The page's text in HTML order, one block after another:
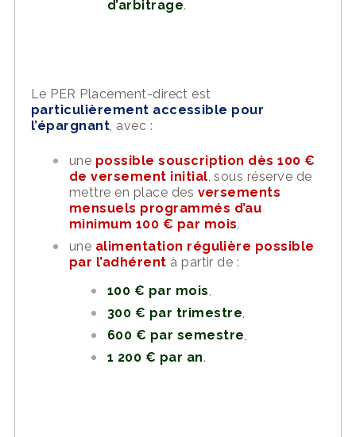
d’arbitrage.
Le PER Placement-direct est
particulièrement accessible pour
l’épargnant, avec :
une possible souscription dès 100 €
de versement initial, sous réserve de
mettre en place des versements
mensuels programmés d’au
minimum 100 € par mois,
une alimentation régulière possible
par l’adhérent à partir de :
100 € par mois,
300 € par trimestre,
600 € par semestre,
1 200 € par an.